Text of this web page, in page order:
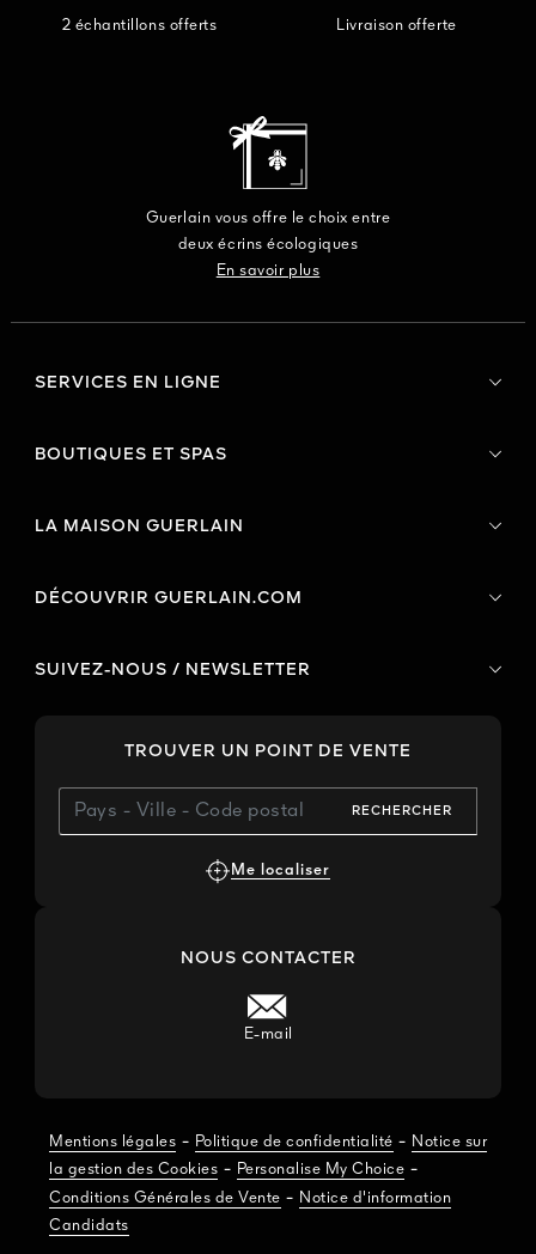
2 échantillons offerts Livraison offerte
Guerlain vous offre le choix entre
deux écrins écologiques
En savoir plus
SERVICES EN LIGNE
BOUTIQUES ET SPAS
LA MAISON GUERLAIN
DÉCOUVRIR GUERLAIN.COM
SUIVEZ-NOUS / NEWSLETTER
TROUVER UN POINT DE VENTE
RECHERCHER
Me localiser
NOUS CONTACTER
E-mail
Mentions légales - Politique de confidentialité - Notice sur
la gestion des Cookies - Personalise My Choice -
Conditions Générales de Vente - Notice d'information
Candidats